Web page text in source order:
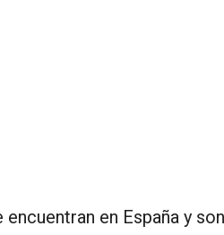
encuentran en España y